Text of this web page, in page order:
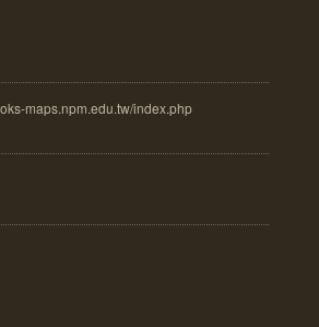
maps.npm.edu.tw/index.php